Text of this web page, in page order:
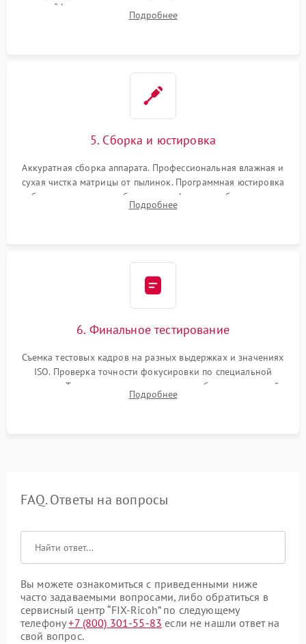
шлейфов, дисплея, механизма затвора или двигателя
автофокуса. Восстановление геометрии тубуса объектива
Подробнее
5. Сборка и юстировка
Аккуратная сборка аппарата. Профессиональная влажная и
сухая чистка матрицы от пылинок. Программная юстировка
рабочего отрезка, калибровка автофокуса, стабилизатора и
экспозамера с помощью сервисного ПО.
Подробнее
6. Финальное тестирование
Съемка тестовых кадров на разных выдержках и значениях
ISO. Проверка точности фокусировки по специальной
мишени. Тест записи на карту памяти, работы встроенной
вспышки, микрофона и всех кнопок управления.
Подробнее
FAQ. Ответы на вопросы
Вы можете ознакомиться с приведенными ниже
часто задаваемыми вопросами, либо обратиться в
сервисный центр “FIX-Ricoh” по следующему
телефону+7 (800) 301-55-83 если не нашли ответ на
свой вопрос.